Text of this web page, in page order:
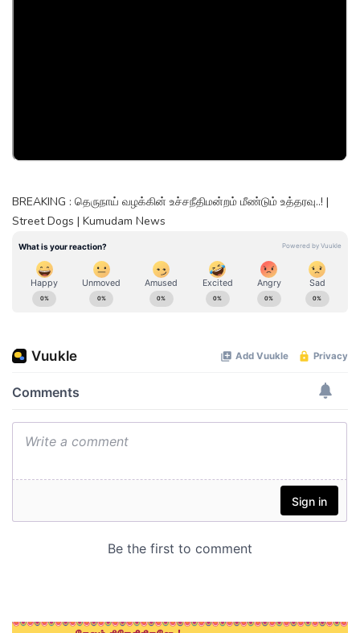
BREAKING : தெருநாய் வழக்கின் உச்சநீதிமன்றம் மீண்டும் உத்தரவு..! |
Street Dogs | Kumudam News